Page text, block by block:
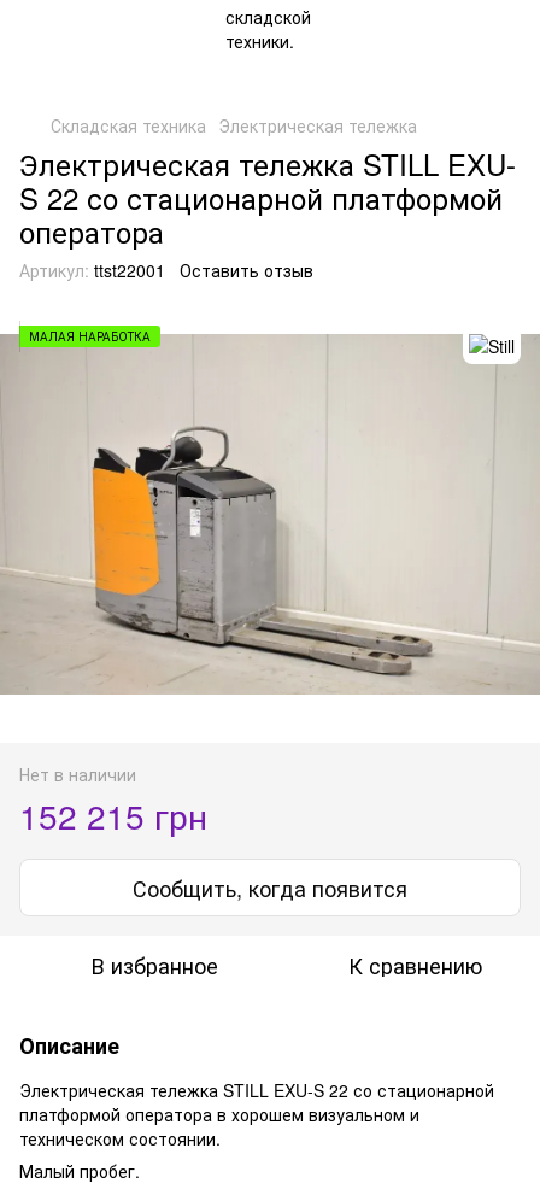
Складская техника Электрическая тележка
Электрическая тележка STILL EXU-
S 22 со стационарной платформой
оператора
Артикул: ttst22001 Оставить отзыв
МАЛАЯ НАРАБОТКА
Нет в наличии
152 215 грн
Сообщить, когда появится
В избранное К сравнению
Описание
Электрическая тележка STILL EXU-S 22 со стационарной
платформой оператора в хорошем визуальном и
техническом состоянии.
Малый пробег.